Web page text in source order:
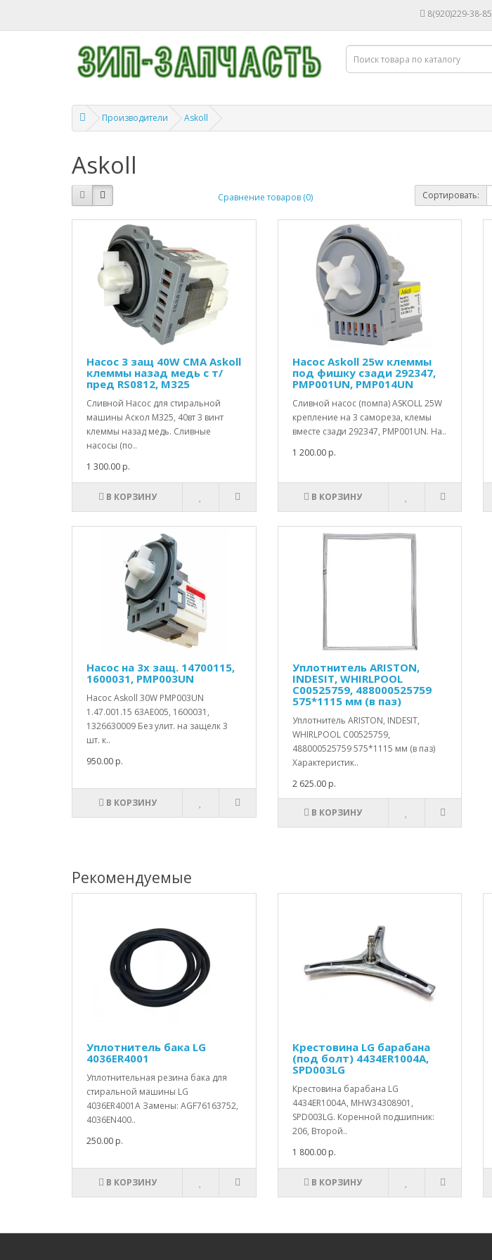
8(920)229-38-85
Производители Askoll
Askoll
Сравнение товаров (0) Сортировать:
Насос 3 защ 40W СМА Askoll
клеммы назад медь с т/
пред RS0812, M325
Сливной Насос для стиральной
машины Аскол M325, 40вт 3 винт
клеммы назад медь. Сливные
насосы (по..
1 300.00 р.
В КОРЗИНУ
Насос Askoll 25w клеммы
под фишку сзади 292347,
PMP001UN, PMP014UN
Сливной насос (помпа) ASKOLL 25W
крепление на 3 самореза, клемы
вместе сзади 292347, PMP001UN. На..
1 200.00 р.
В КОРЗИНУ
Насос на 3х защ. 14700115,
1600031, PMP003UN
Насос Askoll 30W PMP003UN
1.47.001.15 63AE005, 1600031,
1326630009 Без улит. на защелк 3
шт. к..
950.00 р.
В КОРЗИНУ
Уплотнитель ARISTON,
INDESIT, WHIRLPOOL
C00525759, 488000525759
575*1115 мм (в паз)
Уплотнитель ARISTON, INDESIT,
WHIRLPOOL C00525759,
488000525759 575*1115 мм (в паз)
Характеристик..
2 625.00 р.
В КОРЗИНУ
Рекомендуемые
Уплотнитель бака LG
4036ER4001
Уплотнительная резина бака для
стиральной машины LG
4036ER4001A Замены: AGF76163752,
4036EN400..
250.00 р.
В КОРЗИНУ
Крестовина LG барабана
(под болт) 4434ER1004A,
SPD003LG
Крестовина барабана LG
4434ER1004A, MHW34308901,
SPD003LG. Коренной подшипник:
206, Второй..
1 800.00 р.
В КОРЗИНУ